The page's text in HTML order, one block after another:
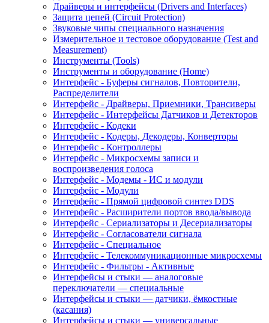
Драйверы и интерфейсы (Drivers and Interfaces)
Защита цепей (Circuit Protection)
Звуковые чипы специального назначения
Измерительное и тестовое оборудование (Test and
Measurement)
Инструменты (Tools)
Инструменты и оборудование (Home)
Интерфейс - Буферы сигналов, Повторители,
Распределители
Интерфейс - Драйверы, Приемники, Трансиверы
Интерфейс - Интерфейсы Датчиков и Детекторов
Интерфейс - Кодеки
Интерфейс - Кодеры, Декодеры, Конверторы
Интерфейс - Контроллеры
Интерфейс - Микросхемы записи и
воспроизведения голоса
Интерфейс - Модемы - ИС и модули
Интерфейс - Модули
Интерфейс - Прямой цифровой синтез DDS
Интерфейс - Расширители портов ввода/вывода
Интерфейс - Сериализаторы и Десериализаторы
Интерфейс - Согласователи сигнала
Интерфейс - Специальное
Интерфейс - Телекоммуникационные микросхемы
Интерфейс - Фильтры - Активные
Интерфейсы и стыки — аналоговые
переключатели — специальные
Интерфейсы и стыки — датчики, ёмкостные
(касания)
Интерфейсы и стыки — универсальные